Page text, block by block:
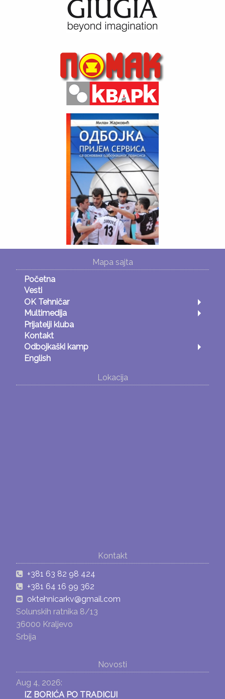
Mapa sajta
Početna
Vesti
OK Tehničar
Multimedija
Prijatelji kluba
Kontakt
Odbojkaški kamp
English
Lokacija
Kontakt
+381 63 82 98 424
+381 64 16 99 362
oktehnicarkv@gmail.com
Solunskih ratnika 8/13
36000 Kraljevo
Srbija
Novosti
Aug 4, 2026:
IZ BORIĆA PO TRADICIJI